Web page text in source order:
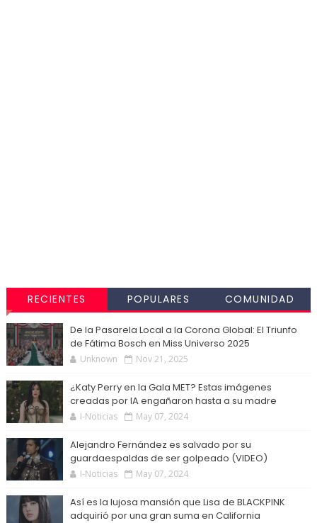
RECIENTES POPULARES COMUNIDAD
De la Pasarela Local a la Corona Global: El Triunfo
de Fátima Bosch en Miss Universo 2025
Unknown Nov 21, 2025
¿Katy Perry en la Gala MET? Estas imágenes
creadas por IA engañaron hasta a su madre
I-Noticias May 07, 2024
Alejandro Fernández es salvado por su
guardaespaldas de ser golpeado (VIDEO)
I-Noticias May 07, 2024
Así es la lujosa mansión que Lisa de BLACKPINK
adquirió por una gran suma en California